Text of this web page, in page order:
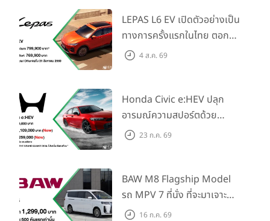
LEPAS L6 EV เปิดตัวอย่างเป็น
ทางการครั้งแรกในไทย ตอกย้ำ
วิสัยทัศน์ “Drive Your
4 ส.ค. 69
Honda Civic e:HEV ปลุก
อารมณ์ความสปอร์ตด้วย
Honda S+ Shift ครั้งแรกใน
Traffic Monitor เพียงจอง
ภายใน 31 ก.ค. 2569 รับบัตร
น้ำมันมูลค่า 10,000 บาท
23 ก.ค. 69
BAW M8 Flagship Model
รถ MPV 7 ที่นั่ง ที่จะมาเจาะ
ตลาดครอบครัวและองค์กรยุค
16 ก.ค. 69